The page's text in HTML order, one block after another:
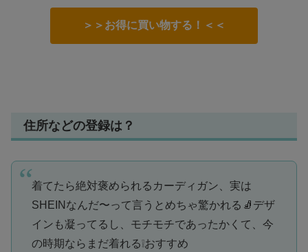
＞＞お得に買い物する！＜＜
住所などの登録は？
着てたら絶対褒められるカーディガン、実は
SHEINなんだ〜って言うとめちゃ驚かれる🧦デザ
インも凝ってるし、モチモチであったかくて、今
の時期ならまだ着れる❕おすすめ